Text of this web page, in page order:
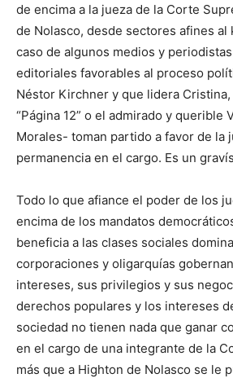
de encima a la jueza de la Corte
de Nolasco, desde sectores afines
caso de algunos medios y
editoriales favorables al proceso
Néstor Kirchner y que lidera
“Página 12” o el admirado y querible
Morales- toman partido a favor de la
permanencia en el cargo. Es un
Todo lo que afiance el poder de los
encima de los mandatos
beneficia a las clases sociales
corporaciones y oligarquías
intereses, sus privilegios y sus
derechos populares y los intereses
sociedad no tienen nada que ganar
en el cargo de una integrante de la
más que a Highton de Nolasco se le